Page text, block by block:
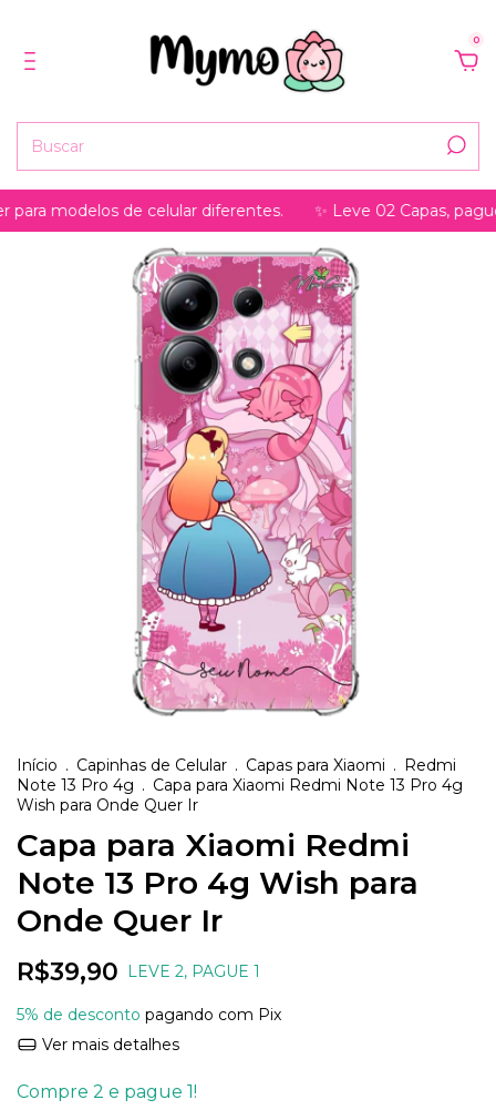
0
modelos de celular diferentes. ✨ Leve 02 Capas,
Início . Capinhas de Celular . Capas para Xiaomi . Redmi
Note 13 Pro 4g . Capa para Xiaomi Redmi Note 13 Pro 4g
Wish para Onde Quer Ir
Capa para Xiaomi Redmi
Note 13 Pro 4g Wish para
Onde Quer Ir
R$39,90 LEVE 2, PAGUE 1
5% de desconto pagando com Pix
Ver mais detalhes
Compre 2 e pague 1!